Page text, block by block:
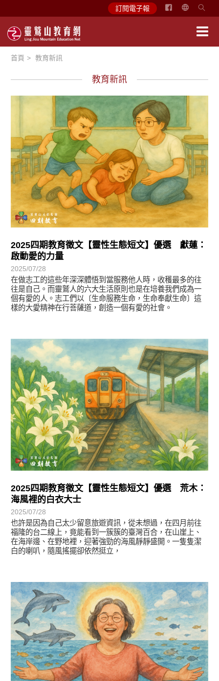
訂閱電子報
简
首頁 教育新訊
教育新訊
2025四期教育徵文【靈性生態短文】優選 獻蓮：
啟動愛的力量
2025/07/28
在做志工的這些年深深體悟到當服務他人時，收穫最多的往
往是自己。而靈鷲人的六大生活原則也是在培養我們成為一
個有愛的人。志工們以〔生命服務生命，生命奉獻生命〕這
樣的大愛精神在行菩薩道，創造一個有愛的社會。
2025四期教育徵文【靈性生態短文】優選 荒木：
海風裡的白衣大士
2025/07/28
也許是因為自己太少留意旅遊資訊，從未想過，在四月前往
福隆的台二線上，竟能看到一簇簇的臺灣百合，在山崖上、
在海岸邊、在野地裡，迎著強勁的海風靜靜盛開。一隻隻潔
白的喇叭，隨風搖擺卻依然挺立，
徵文賞析
徵文賞析